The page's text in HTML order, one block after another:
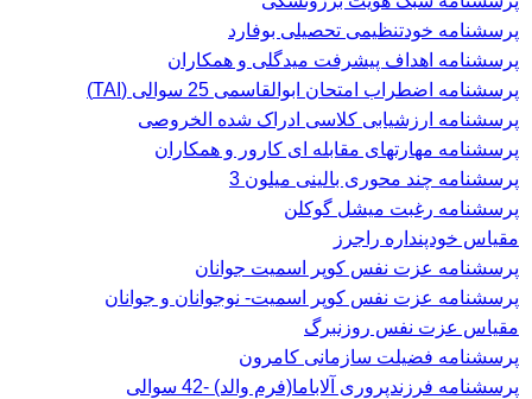
پرسشنامه خودتنظیمی تحصیلی بوفارد
پرسشنامه اهداف پیشرفت میدگلی و همکاران
پرسشنامه اضطراب امتحان ابوالقاسمی 25 سوالی (TAI)
پرسشنامه ارزشیابی کلاسی ادراک شده الخروصی
پرسشنامه مهارتهای مقابله ای کارور و همکاران
پرسشنامه چند محوری بالینی میلون 3
پرسشنامه رغبت ميشل گوكلن
مقیاس خودپنداره راجرز
پرسشنامه عزت نفس كوپر اسميت جوانان
پرسشنامه عزت نفس کوپر اسمیت- نوجوانان و جوانان
مقیاس عزت نفس روزنبرگ
پرسشنامه فضیلت سازمانی کامرون
پرسشنامه فرزندپروری آلاباما(فرم والد) -42 سوالی